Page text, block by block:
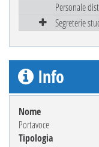
Personale
Segreterie
Info
Nome
Portavoce
Tipologia